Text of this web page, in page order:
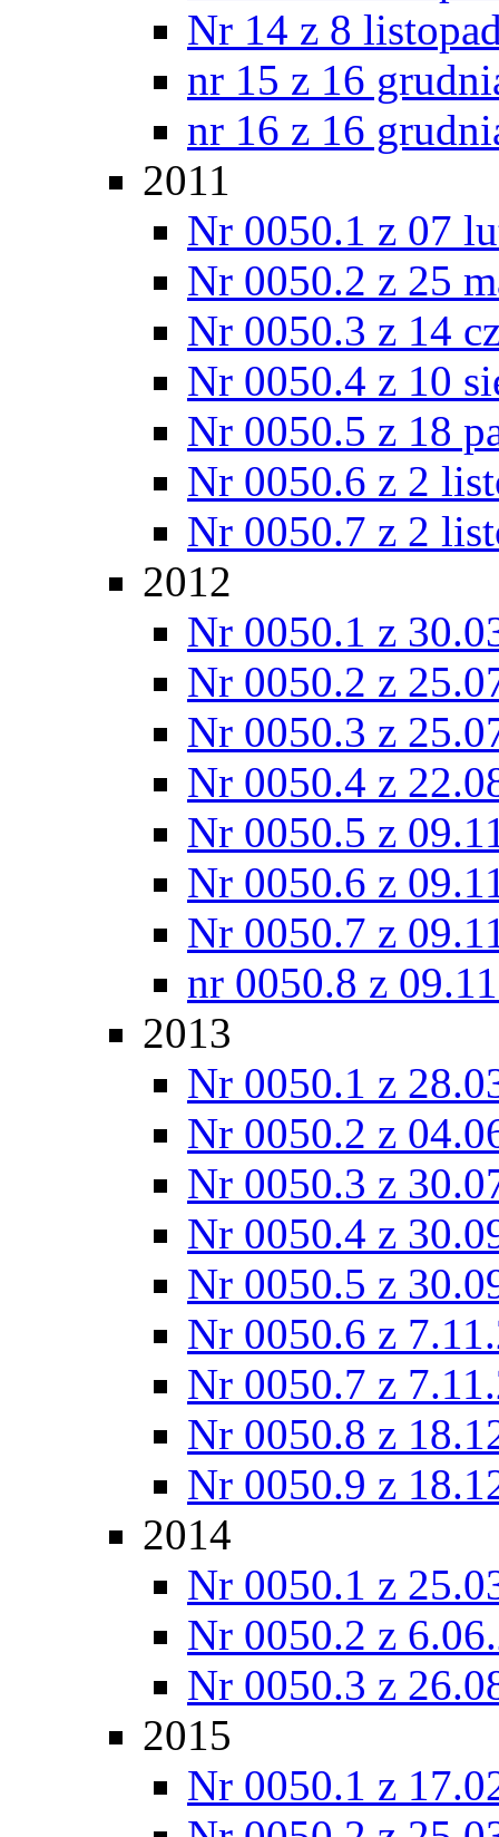
Nr 14 z 8
nr 15 z 16
nr 16 z 16
2011
Nr 0050.1 z 07
Nr 0050.2 z 25
Nr 0050.3 z 14
Nr 0050.4 z 10
Nr 0050.5 z 18
Nr 0050.6 z 2
Nr 0050.7 z 2
2012
Nr 0050.1 z
Nr 0050.2 z
Nr 0050.3 z
Nr 0050.4 z
Nr 0050.5 z
Nr 0050.6 z
Nr 0050.7 z
nr 0050.8 z
2013
Nr 0050.1 z
Nr 0050.2 z
Nr 0050.3 z
Nr 0050.4 z
Nr 0050.5 z
Nr 0050.6 z
Nr 0050.7 z
Nr 0050.8 z
Nr 0050.9 z
2014
Nr 0050.1 z
Nr 0050.2 z
Nr 0050.3 z
2015
Nr 0050.1 z